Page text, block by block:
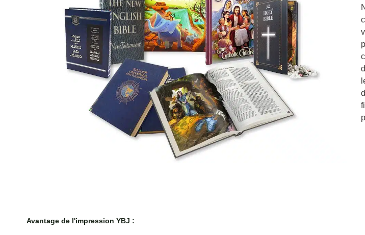
Avantage de l'impression YBJ :